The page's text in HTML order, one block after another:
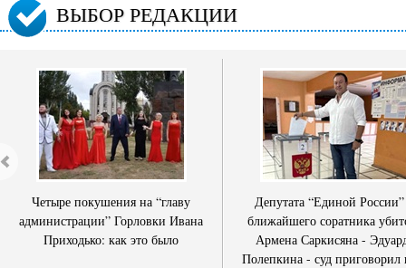
ВЫБОР РЕДАКЦИИ
Четыре покушения на “главу
администрации” Горловки Ивана
Приходько: как это было
Депутата “Единой
ближайшего соратника
Армена Саркисяна -
Полепкина - суд приговорил